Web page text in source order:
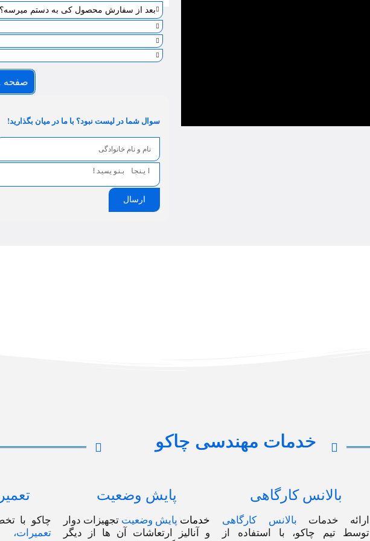
صفحه 1
بعد از سفارش محصول کی به دستم میرسه؟
سوال شما در لیست نبود؟ با ما در میان بگذارید!
ارسال
خدمات مهندسی چاکو
بالانس کارگاهی
ارائه خدمات بالانس کارگاهی
توسط تیم چاکو، با استفاده از
پایش وضعیت
خدمات پایش وضعیت تجهیزات دوار
و آنالیز ارتعاشات آن ها از دیگر
چاکو با